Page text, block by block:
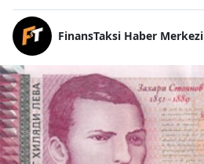
FinansTaksi Haber Merkezi